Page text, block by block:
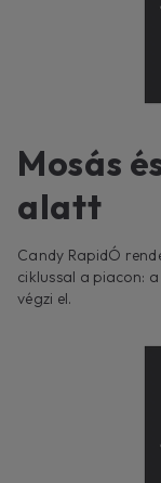
Mosás
alatt
Candy RapidÓ
ciklussal a piacon:
végzi el.